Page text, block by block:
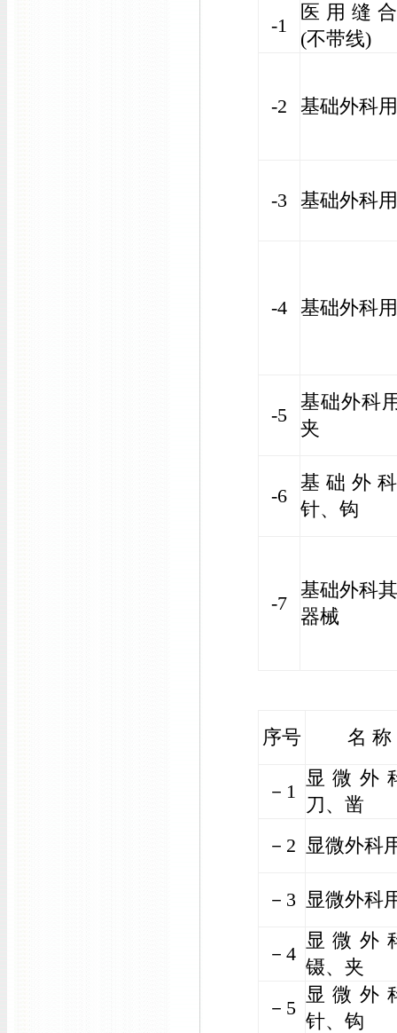
-1
医用缝
(不带线)
-2 基础外科
-3 基础外科
-4 基础外科
-5
基础外科
夹
-6
基础外
针、钩
-7
基础外科
器械
序号 名 称
－1
显微外
刀、凿
－2 显微外科
－3 显微外科
－4
显微外
镊、夹
－5
显微外
针、钩